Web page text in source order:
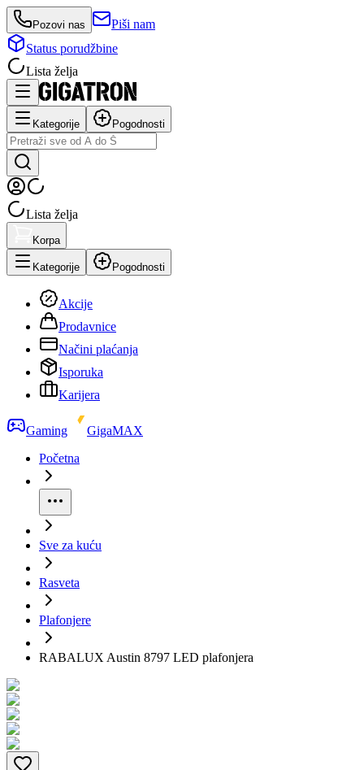
Pozovi nas
Piši nam
Status porudžbine
Lista želja
Kategorije Pogodnosti
Lista želja
Korpa
Kategorije Pogodnosti
Akcije
Prodavnice
Načini plaćanja
Isporuka
Karijera
Gaming
GigaMAX
Početna
Sve za kuću
Rasveta
Plafonjere
RABALUX Austin 8797 LED plafonjera